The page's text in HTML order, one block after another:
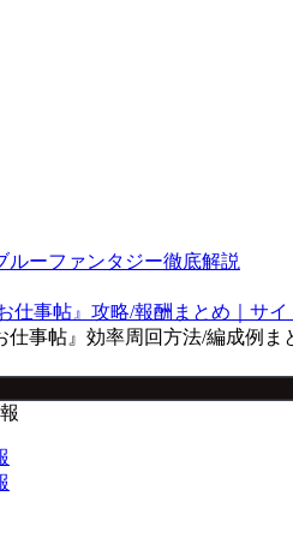
ーファンタジー徹底解説
仕事帖』攻略/報酬まとめ｜サ
仕事帖』効率周回方法/編成例ま